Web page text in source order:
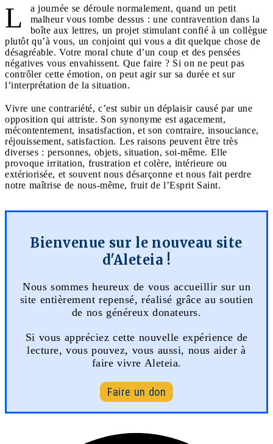
L
a journée se déroule normalement, quand un petit
malheur vous tombe dessus : une contravention dans la
boîte aux lettres, un projet stimulant confié à un collègue
plutôt qu’à vous, un conjoint qui vous a dit quelque chose de
désagréable. Votre moral chute d’un coup et des pensées
négatives vous envahissent. Que faire ? Si on ne peut pas
contrôler cette émotion, on peut agir sur sa durée et sur
l’interprétation de la situation.
Vivre une contrariété, c’est subir un déplaisir causé par une
opposition qui attriste. Son synonyme est agacement,
mécontentement, insatisfaction, et son contraire, insouciance,
réjouissement, satisfaction. Les raisons peuvent être très
diverses : personnes, objets, situation, soi-même. Elle
provoque irritation, frustration et colère, intérieure ou
extériorisée, et souvent nous désarçonne et nous fait perdre
notre maîtrise de nous-même, fruit de l’Esprit Saint.
Bienvenue sur le nouveau site
d'Aleteia !
Nous sommes heureux de vous accueillir sur un
site entièrement repensé, réalisé grâce au soutien
de nos généreux donateurs.
Si vous appréciez cette nouvelle expérience de
lecture, vous pouvez, vous aussi, nous aider à
faire vivre Aleteia.
Faire un don